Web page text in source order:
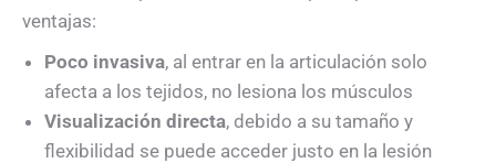
ventajas:
Poco invasiva, al entrar en la articulación solo
afecta a los tejidos, no lesiona los músculos
Visualización directa, debido a su tamaño y
flexibilidad se puede acceder justo en la lesión